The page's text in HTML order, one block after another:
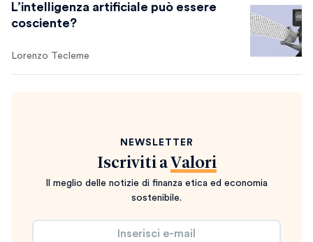
L’intelligenza artificiale può essere
cosciente?
Lorenzo Tecleme
NEWSLETTER
Iscriviti a Valori
Il meglio delle notizie di finanza etica ed economia
sostenibile.